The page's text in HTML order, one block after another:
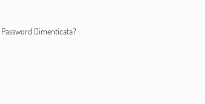
Password Dimenticata?